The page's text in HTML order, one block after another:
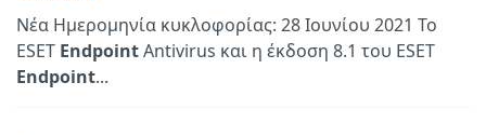
Νέα Ημερομηνία κυκλοφορίας: 28 Ιουνίου 2021 Το
ESET EndpointAntivirus και η έκδοση 8.1 του ESET
Endpoint...